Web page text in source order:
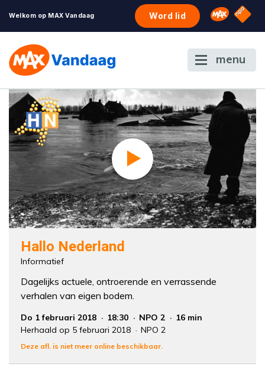
Welkom op MAX Vandaag Word lid Omroep
NPO
menu
Hallo Nederland
Informatief
Dagelijks actuele, ontroerende en verrassende
verhalen van eigen bodem.
Do 1 februari 2018 18:30 NPO 2
16 min
Herhaald op 5 februari 2018
NPO 2
Deze afl. is niet meer online beschikbaar.